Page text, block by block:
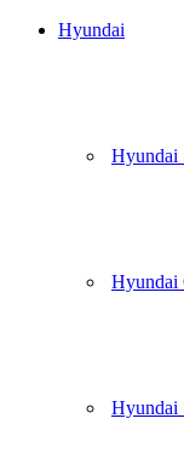
Hyundai
Hyundai
Hyundai
Hyundai